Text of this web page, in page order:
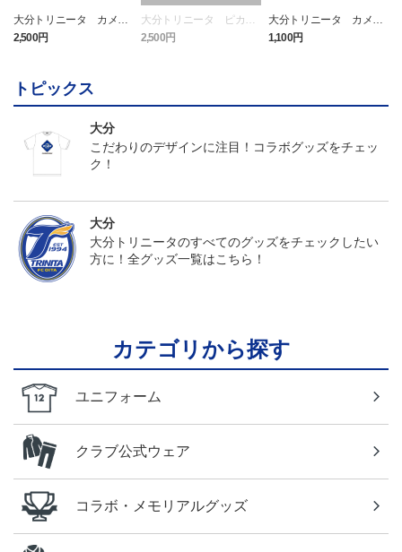
大分トリニータ カメッ
クス タオルマフラー
2,500円
大分トリニータ ピカチ
ュウ タオルマフラー
2,500円
大分トリニータ カメッ
クス キーホルダー
1,100円
トピックス
大分
こだわりのデザインに注目！コラボグッズをチェッ
ク！
大分
大分トリニータのすべてのグッズをチェックしたい
方に！全グッズ一覧はこちら！
カテゴリから探す
ユニフォーム
クラブ公式ウェア
コラボ・メモリアルグッズ